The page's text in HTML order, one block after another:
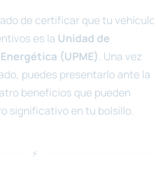
de certificar que tu
es la Unidad de
(UPME). Una vez
puedes presentarlo ante la
beneficios que pueden
significativo en tu bolsillo.
⚡